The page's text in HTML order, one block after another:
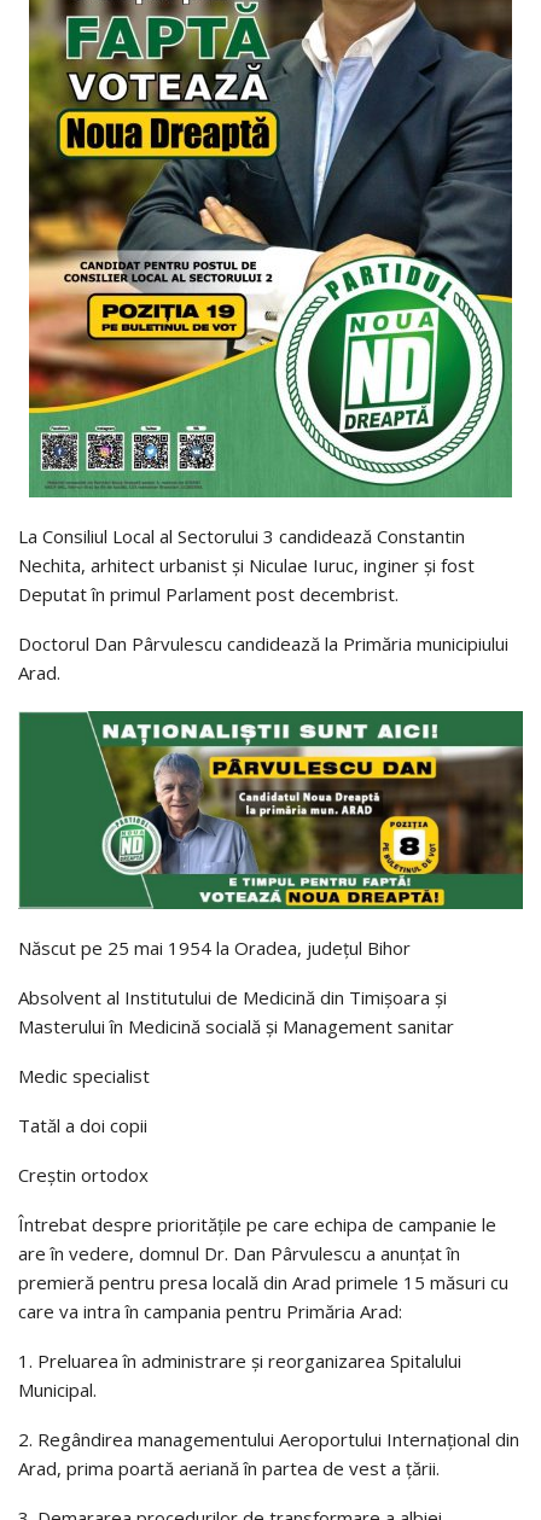
La Consiliul Local al Sectorului 3 candidează Constantin
Nechita, arhitect urbanist și Niculae Iuruc, inginer și fost
Deputat în primul Parlament post decembrist.
Doctorul Dan Pârvulescu candidează la Primăria municipiului
Arad.
Născut pe 25 mai 1954 la Oradea, județul Bihor
Absolvent al Institutului de Medicină din Timişoara și
Masterului în Medicină socială şi Management sanitar
Medic specialist
Tatăl a doi copii
Creștin ortodox
Întrebat despre prioritățile pe care echipa de campanie le
are în vedere, domnul Dr. Dan Pârvulescu a anunțat în
premieră pentru presa locală din Arad primele 15 măsuri cu
care va intra în campania pentru Primăria Arad:
1. Preluarea în administrare și reorganizarea Spitalului
Municipal.
2. Regândirea managementului Aeroportului Internațional din
Arad, prima poartă aeriană în partea de vest a țării.